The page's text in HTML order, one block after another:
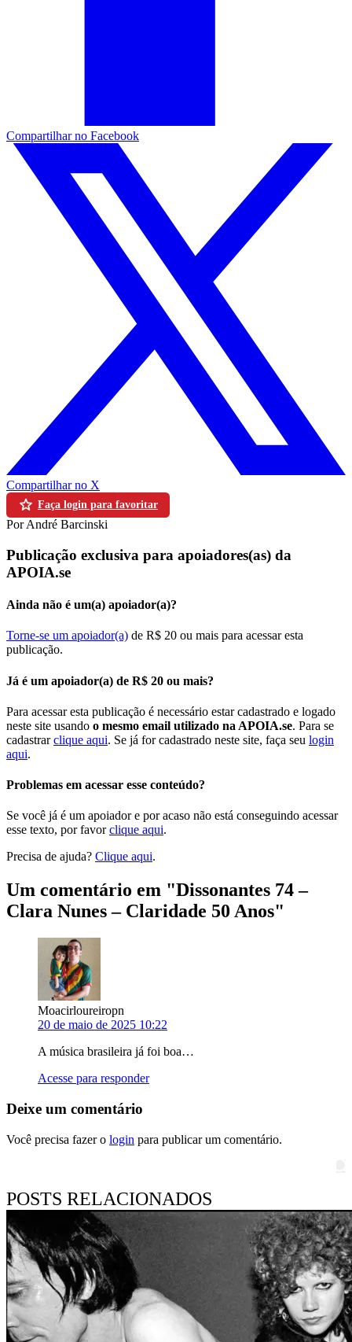
Compartilhar no Facebook
Compartilhar no X
Faça login para favoritar
Por André Barcinski
Publicação exclusiva para apoiadores(as) da
APOIA.se
Ainda não é um(a) apoiador(a)?
Torne-se um apoiador(a) de R$ 20 ou mais para acessar esta
publicação.
Já é um apoiador(a) de R$ 20 ou mais?
Para acessar esta publicação é necessário estar cadastrado e logado
neste site usando o mesmo email utilizado na APOIA.se. Para se
cadastrarclique aqui. Se já for cadastrado neste site, faça seu login
aqui.
Problemas em acessar esse conteúdo?
Se você já é um apoiador e por acaso não está conseguindo acessar
esse texto, por favorclique aqui.
Precisa de ajuda? Clique aqui.
Um comentário em "Dissonantes 74 –
Clara Nunes – Claridade 50 Anos"
Moacirloureiropn
20 de maio de 2025 10:22
A música brasileira já foi boa…
Acesse para responder
Deixe um comentário
Você precisa fazer o login para publicar um comentário.
POSTS RELACIONADOS